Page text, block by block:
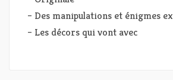
– Des manipulations et énigmes
– Les décors qui vont avec